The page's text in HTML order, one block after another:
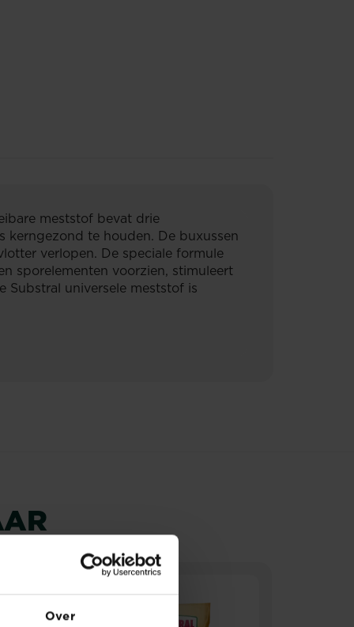
Over
meststof bevat drie
te houden. De buxussen
verlopen. De speciale formule
sporelementen voorzien, stimuleert
universele meststof is